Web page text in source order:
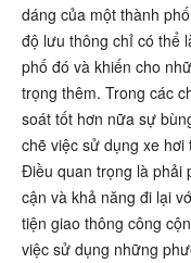
dáng của một thành
độ lưu thông chỉ có thể
phố đó và khiến cho
trọng thêm. Trong các
soát tốt hơn nữa sự
chẽ việc sử dụng xe
Điều quan trọng là phải
cận và khả năng đi lại
tiện giao thông công
việc sử dụng những